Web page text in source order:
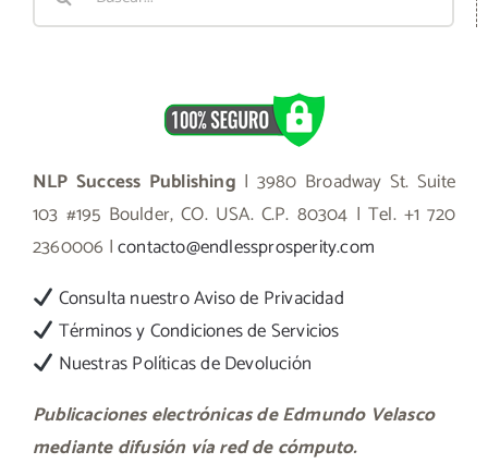
NLP Success Publishing | 3980 Broadway St. Suite
103 #195 Boulder, CO. USA. C.P. 80304 | Tel. +1 720
2360006 |contacto@endlessprosperity.com
Consulta nuestro Aviso de Privacidad
Términos y Condiciones de Servicios
Nuestras Políticas de Devolución
Publicaciones electrónicas de Edmundo Velasco
mediante difusión vía red de cómputo.